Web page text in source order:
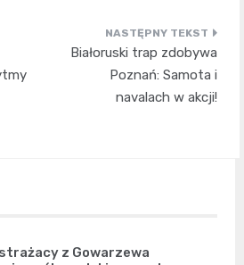
Białoruski trap zdobywa
Poznań: Samota i
navalach w akcji!
z Gowarzewa